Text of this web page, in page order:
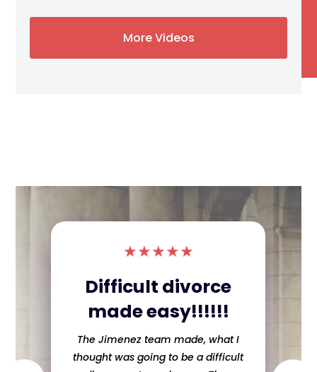
More Videos
★★★★★
Difficult divorce
made easy!!!!!!
The Jimenez team made, what I
thought was going to be a difficult